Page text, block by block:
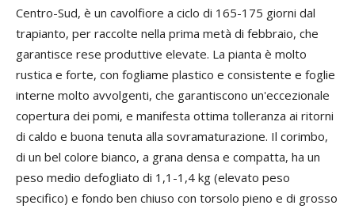
Centro-Sud, è un cavolfiore a ciclo di 165-175 giorni dal
trapianto, per raccolte nella prima metà di febbraio, che
garantisce rese produttive elevate. La pianta è molto
rustica e forte, con fogliame plastico e consistente e foglie
interne molto avvolgenti, che garantiscono un'eccezionale
copertura dei pomi, e manifesta ottima tolleranza ai ritorni
di caldo e buona tenuta alla sovramaturazione. Il corimbo,
di un bel colore bianco, a grana densa e compatta, ha un
peso medio defogliato di 1,1-1,4 kg (elevato peso
specifico) e fondo ben chiuso con torsolo pieno e di grosso